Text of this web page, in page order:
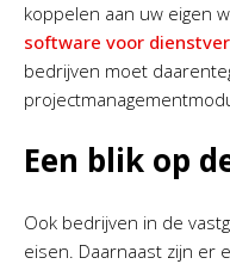
koppelen aan uw eigen
software voor
bedrijven moet
Een blik op
Ook bedrijven in de
eisen. Daarnaast zijn er